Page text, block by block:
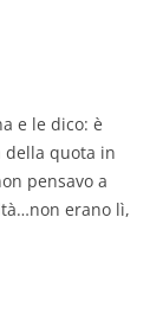
e le dico: è
della quota in
pensavo a
erano lì,